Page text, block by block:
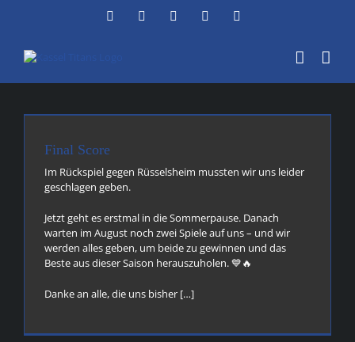
FacebookInstagramYouTubeFlickr
Final Score
Im Rückspiel gegen Rüsselsheim mussten wir uns leider
geschlagen geben.
Jetzt geht es erstmal in die Sommerpause. Danach
warten im August noch zwei Spiele auf uns – und wir
werden alles geben, um beide zu gewinnen und das
Beste aus dieser Saison herauszuholen. 💙🔥
Danke an alle, die uns bisher […]